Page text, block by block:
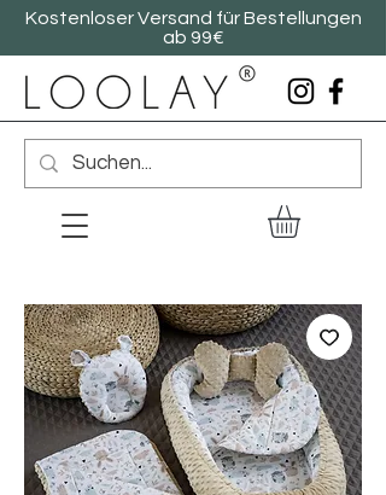
Kostenloser Versand für Bestellungen
ab 99€